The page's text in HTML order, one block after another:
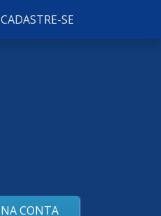
CADASTRE-SE